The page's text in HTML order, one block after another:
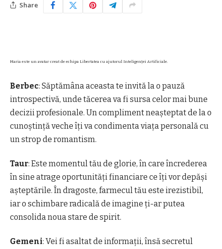
Share
Maria este un avatar creat de echipa Libertatea cu ajutorul Inteligenței Artificiale.
Berbec: Săptămâna aceasta te invită la o pauză
introspectivă, unde tăcerea va fi sursa celor mai bune
decizii profesionale. Un compliment neașteptat de la o
cunoștință veche îți va condimenta viața personală cu
un strop de romantism.
Taur: Este momentul tău de glorie, în care încrederea
în sine atrage oportunități financiare ce îți vor depăși
așteptările. În dragoste, farmecul tău este irezistibil,
iar o schimbare radicală de imagine ți-ar putea
consolida noua stare de spirit.
Gemeni: Vei fi asaltat de informații, însă secretul